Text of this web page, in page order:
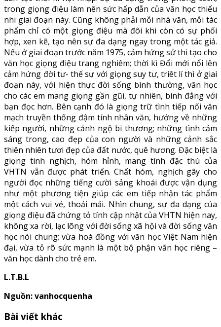
trong giọng điệu làm nên sức hấp dẫn của văn học thiếu
nhi giai đoạn này. Cũng không phải mỗi nhà văn, mỗi tác
phẩm chỉ có một giọng điệu mà đôi khi còn có sự phối
hợp, xen kẽ, tạo nên sự đa dạng ngay trong một tác giả.
Nếu ở giai đoạn trước năm 1975, cảm hứng sử thi tạo cho
văn học giọng điệu trang nghiêm; thời kì Đổi mới nổi lên
cảm hứng đời tư- thế sự với giọng suy tư, triêt lí thì ở giai
đoạn này, với hiện thực đời sống bình thường, văn học
cho các em mang giọng gần gũi, tự nhiên, bình đẳng với
bạn đọc hơn. Bên cạnh đó là giọng trữ tình tiếp nối văn
mạch truyền thống đậm tính nhân văn, hướng về những
kiếp người, những cảnh ngộ bi thương; những tình cảm
sáng trong, cao đẹp của con người và những cảnh sắc
thiên nhiên tươi đẹp của đất nước, quê hương. Đặc biệt là
giọng tinh nghịch, hóm hỉnh, mang tính đặc thù của
VHTN vẫn được phát triển. Chất hóm, nghịch gây cho
người đọc những tiếng cười sảng khoái được vận dụng
như một phương tiện giúp các em tiếp nhận tác phẩm
một cách vui vẻ, thoải mái. Nhìn chung, sự đa dạng của
giọng điệu đã chứng tỏ tính cập nhật của VHTN hiện nay,
không xa rời, lạc lõng với đời sống xã hội và đời sống văn
học nói chung; vừa hoà đồng với văn học Việt Nam hiện
đại, vừa tỏ rõ sức mạnh là một bộ phận văn học riêng –
văn học dành cho trẻ em.
L.T.B.L
Nguồn: vanhocquenha
Bài viết khác